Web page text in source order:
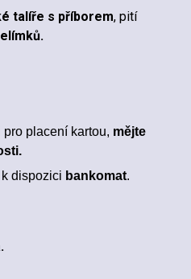
talíře s příborem, pití
placení kartou, mějte
dispozici bankomat.